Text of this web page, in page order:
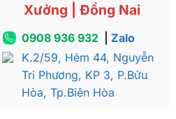
Xưởng | Đồng Nai
0908 936 932
Zalo
K.2/59, Hẻm 44, Nguyễn
Tri Phương, KP 3, P.Bửu
Hòa, Tp.Biên Hòa